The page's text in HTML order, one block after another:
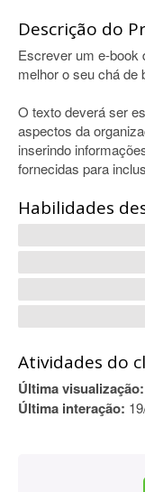
Descrição do
Escrever um e-book
melhor o seu chá de
O texto deverá ser
aspectos da
inserindo
fornecidas para
Habilidades
Atividades do
Última visualização:
Última interação: